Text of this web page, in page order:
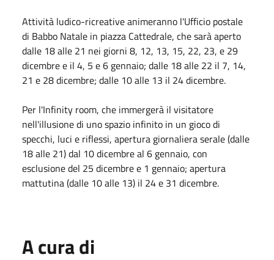
Attività ludico-ricreative animeranno l'Ufficio postale
di Babbo Natale in piazza Cattedrale, che sarà aperto
dalle 18 alle 21 nei giorni 8, 12, 13, 15, 22, 23, e 29
dicembre e il 4, 5 e 6 gennaio; dalle 18 alle 22 il 7, 14,
21 e 28 dicembre; dalle 10 alle 13 il 24 dicembre.
Per l'Infinity room, che immergerà il visitatore
nell'illusione di uno spazio infinito in un gioco di
specchi, luci e riflessi, apertura giornaliera serale (dalle
18 alle 21) dal 10 dicembre al 6 gennaio, con
esclusione del 25 dicembre e 1 gennaio; apertura
mattutina (dalle 10 alle 13) il 24 e 31 dicembre.
A cura di